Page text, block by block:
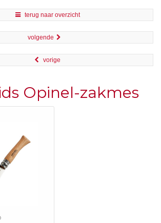
terug naar overzicht
volgende
vorige
Opinel-zakmes